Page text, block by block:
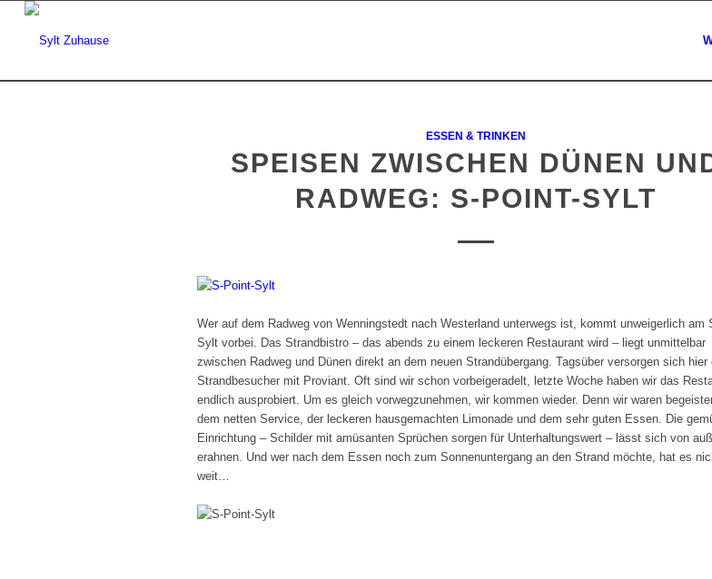
ESSEN & TRINKEN
SPEISEN ZWISCHEN DÜNEN
RADWEG: S-POINT-SYLT
Wer auf dem Radweg von Wenningstedt nach Westerland unterwegs ist, kommt unweigerlich am
Sylt vorbei. Das Strandbistro – das abends zu einem leckeren Restaurant wird – liegt unmittelbar
zwischen Radweg und Dünen direkt an dem neuen Strandübergang. Tagsüber versorgen sich hier
Strandbesucher mit Proviant. Oft sind wir schon vorbeigeradelt, letzte Woche haben wir das
endlich ausprobiert. Um es gleich vorwegzunehmen, wir kommen wieder. Denn wir waren
dem netten Service, der leckeren hausgemachten Limonade und dem sehr guten Essen. Die
Einrichtung – Schilder mit amüsanten Sprüchen sorgen für Unterhaltungswert – lässt sich von
erahnen. Und wer nach dem Essen noch zum Sonnenuntergang an den Strand möchte, hat es
weit…